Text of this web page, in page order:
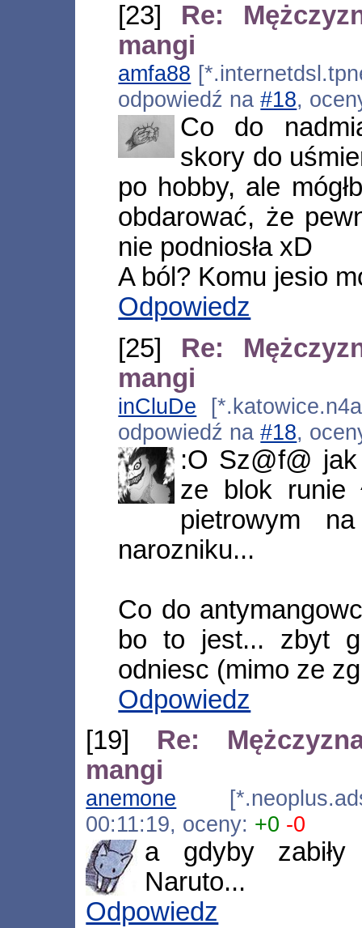
[23] Re:
mangi
amfa88
odpowiedź na#18,
Co do
skory do
po hobby, ale
obdarować, że
nie podniosła xD
A ból? Komu jesio
Odpowiedz
[25] Re:
mangi
inCluDe
odpowiedź na#18,
:O Sz@f@
ze blok runie
pietrowym
narozniku...
Co do
bo to jest... zbyt
odniesc (mimo ze
Odpowiedz
[19] Re:
mangi
anemone
00:11:19, oceny: +0 -0
a gdyby
Naruto...
Odpowiedz